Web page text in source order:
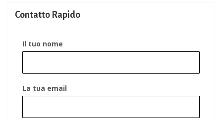
Contatto Rapido
Il tuo nome
La tua email